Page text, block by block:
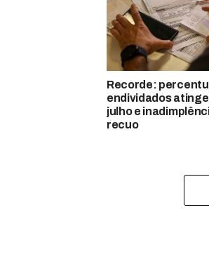
Recorde:
endividados atinge
julho e
recuo